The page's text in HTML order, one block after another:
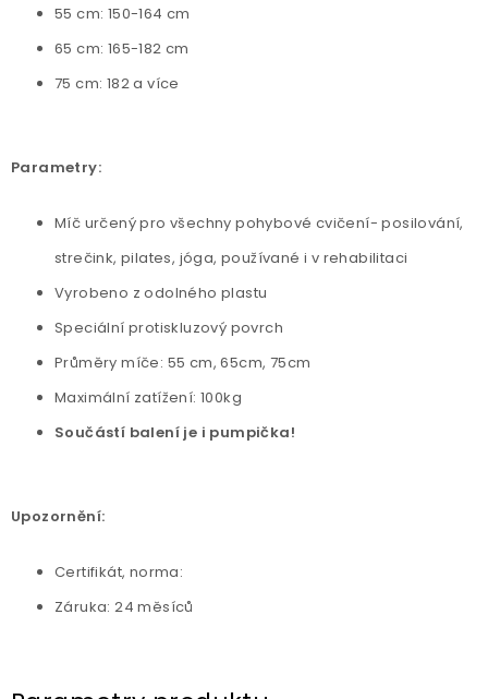
55 cm: 150-164 cm
65 cm: 165-182 cm
75 cm: 182 a více
Parametry:
Míč určený pro všechny pohybové cvičení- posilování,
strečink, pilates, jóga, používané i v rehabilitaci
Vyrobeno z odolného plastu
Speciální protiskluzový povrch
Průměry míče: 55 cm, 65cm, 75cm
Maximální zatížení: 100kg
Součástí balení je i pumpička!
Upozornění:
Certifikát, norma:
Záruka: 24 měsíců